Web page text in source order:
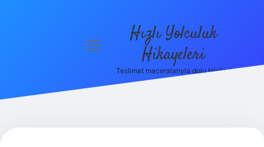
menüyü
Hızlı Yolculuk
Hikayeleri
Teslimat maceralarıyla dolu bilgiler!